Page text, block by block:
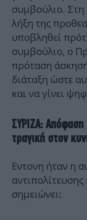
συμβούλιο. Στη
λήξη της
υποβληθεί
συμβούλιο, ο
πρόταση
διάταξη ώστε
και να γίνει
ΣΥΡΙΖΑ: Απόφαση
τραγική στον
Εντονη ήταν η
σημειώνει: